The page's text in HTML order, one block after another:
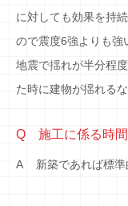
に対しても効果を持
ので震度6強よりも強
地震で揺れが半分程
た時に建物が揺れる
Q 施工に係る時間
A 新築であれば標準